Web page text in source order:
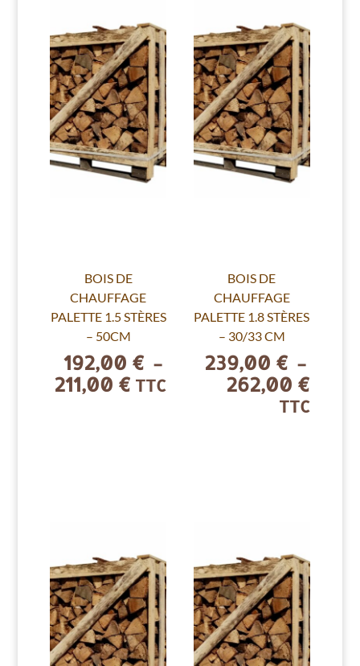
BOIS DE
CHAUFFAGE
PALETTE 1.5 STÈRES
– 50CM
192,00 € –
211,00 € Plage
TTC
BOIS DE
CHAUFFAGE
PALETTE 1.8 STÈRES
– 30/33 CM
239,00 € –
262,00 €Plage
de
TTC